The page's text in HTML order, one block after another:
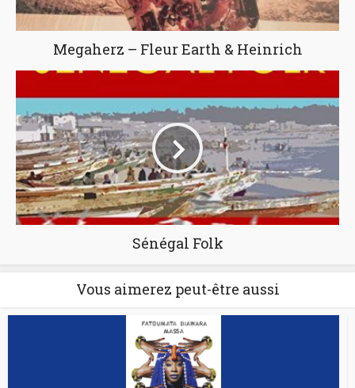
Megaherz – Fleur Earth & Heinrich
Sénégal Folk
Vous aimerez peut-être aussi